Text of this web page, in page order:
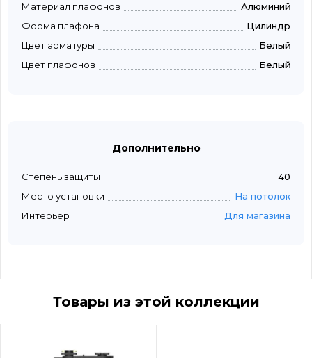
Материал плафонов
Алюминий
Форма плафона
Цилиндр
Цвет арматуры
Белый
Цвет плафонов
Белый
Дополнительно
Степень защиты
40
Место установки
На потолок
Интерьер
Для магазина
Товары из этой коллекции